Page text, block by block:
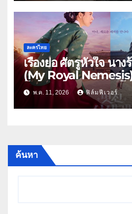
ละครไทย
เรื่องย่อ ศัตรูหัวใจ นาง
(My Royal
โชซอนสวมร่างดาราโน
ฟาดกลางกองถ่าย
พ.ค. 11, 2026 ฟิล์มฟีเวอร์
ค้นหา